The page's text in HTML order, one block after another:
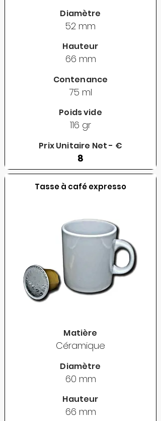
Diamètre
52 mm
Hauteur
66 mm
Contenance
75 ml
Poids vide
116 gr
Prix Unitaire Net - €
8
Tasse à café expresso
Matière
Céramique
Diamètre
60 mm
Hauteur
66 mm